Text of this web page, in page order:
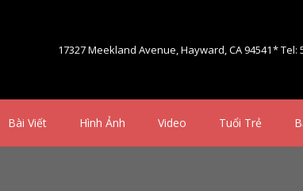
17327 Meekland Avenue, Hayward, CA 94541* Tel:
Bài Viết Hình Ảnh Video Tuổi Trẻ